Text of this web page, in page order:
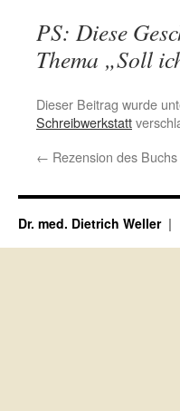
PS: Diese
Thema „Soll
Dieser Beitrag wurde
Schreibwerkstatt
← Rezension des
Dr. med. Dietrich Weller